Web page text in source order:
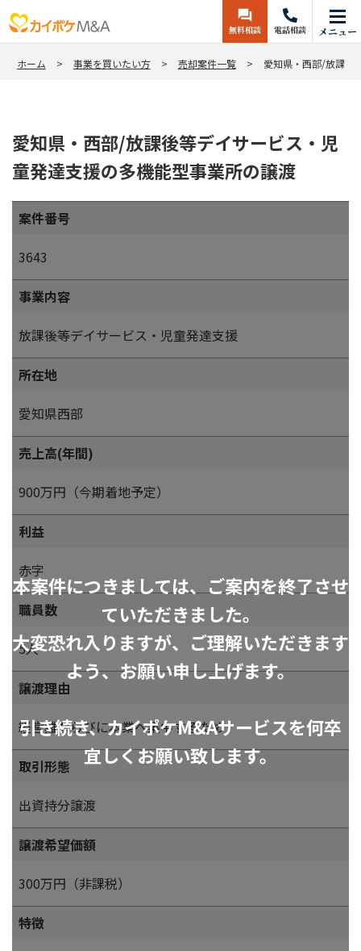
無料相談 電話相談 メニュー
ホーム 事業を買いたい方 売却案件一覧 愛知県・西部/放課後
愛知県・西部/放課後等デイサービス・児
童発達支援の多機能型事業所の譲渡
本案件につきましては、ご案内を終了させ
ていただきました。
大変恐れ入りますが、ご理解いただきます
よう、お願い申し上げます。
引き続き、カイポケM&Aサービスを何卒
宜しくお願い致します。
案件番号
3643
事業内容
放課後等デイサービス・児童発達支援
所在地
愛知県西部
売上高(年間)
900万円（今期着地予定）
利益
赤字
職員数
5人
譲渡理由
経営難ならびに本業へ集中するため
取引形態
出資持分譲渡
譲渡希望価額
300万円（非課税）
特徴